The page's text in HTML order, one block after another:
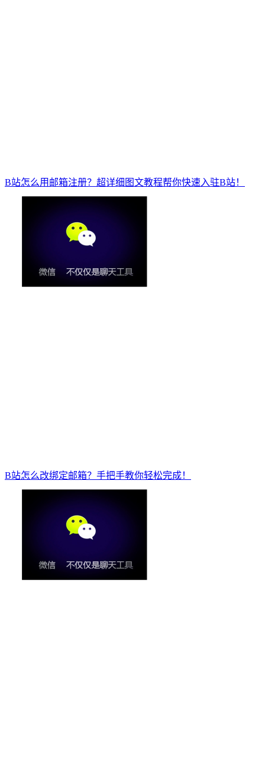
B站怎么用邮箱注册？超详细图文教程帮你快速入驻B站！
B站怎么改绑定邮箱？手把手教你轻松完成！